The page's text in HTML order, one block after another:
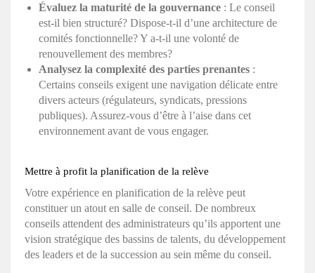
Évaluez la maturité de la gouvernance : Le conseil
est-il bien structuré? Dispose-t-il d’une architecture de
comités fonctionnelle? Y a-t-il une volonté de
renouvellement des membres?
Analysez la complexité des parties prenantes :
Certains conseils exigent une navigation délicate entre
divers acteurs (régulateurs, syndicats, pressions
publiques). Assurez-vous d’être à l’aise dans cet
environnement avant de vous engager.
Mettre à profit la planification de la relève
Votre expérience en planification de la relève peut
constituer un atout en salle de conseil. De nombreux
conseils attendent des administrateurs qu’ils apportent une
vision stratégique des bassins de talents, du développement
des leaders et de la succession au sein même du conseil.